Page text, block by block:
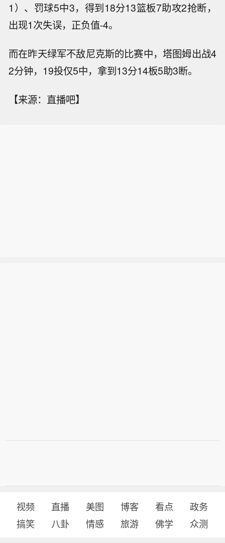
1）、罚球5中3，得到18分13篮板7助攻2抢断，
出现1次失误，正负值-4。
而在昨天绿军不敌尼克斯的比赛中，塔图姆出战4
2分钟，19投仅5中，拿到13分14板5助3断。
【来源：直播吧】
视频 直播 美图 博客 看点
政务
搞笑
八卦 情感 旅游 佛学 众测